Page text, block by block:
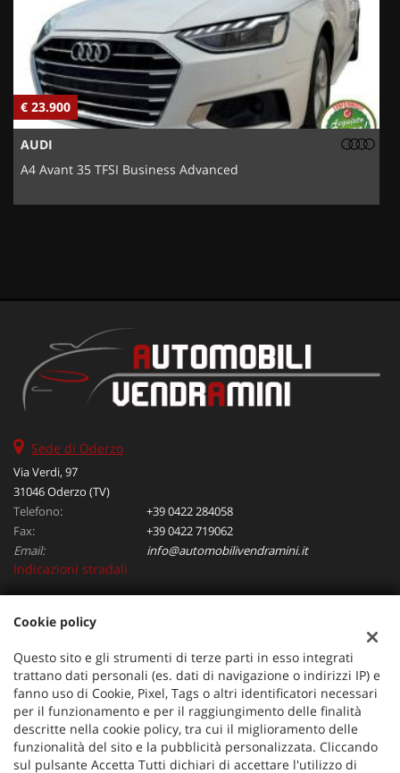
€ 23.900
AUDI
A4 Avant 35 TFSI Business Advanced
Sede di Oderzo
Via Verdi, 97
31046 Oderzo (TV)
Telefono:
+39 0422 284058
Fax:
+39 0422 719062
Email:
info@automobilivendramini.it
Indicazioni stradali
Dati fiscali:
Automobili Vendramini srl
Via Verdi, 97, Oderzo (TV)
C.F/P.IVA:04823130267
Registro delle imprese:TV
Cookie policy
Questo sito e gli strumenti di terze parti in esso integrati
trattano dati personali (es. dati di navigazione o indirizzi IP) e
fanno uso di Cookie, Pixel, Tags o altri identificatori necessari
per il funzionamento e per il raggiungimento delle finalità
descritte nella cookie policy, tra cui il miglioramento delle
funzionalità del sito e la pubblicità personalizzata. Cliccando
sul pulsante Accetta Tutti dichiari di accettare l'utilizzo di